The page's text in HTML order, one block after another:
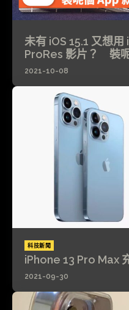
未有 iOS 15.1 又想
ProRes 影片？ 裝
2021-10-08
科技新聞
iPhone 13 Pro Max
2021-09-30